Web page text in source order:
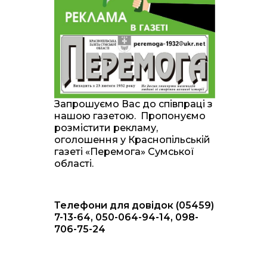
20:00
28 лип
Житлові сертифікати,
підготовка до зими та
підтримка ВПО: підсумки
засідання виконкому
Краснопільської
селищної ради
10:36
28 лип
Валентина Масалітіна:
«Нас тримає віра в
Перемогу і повернення
додому»
10:31
28 лип
Знову біль… Знову
втрата… На щиті
16:57
24 лип
Обмежено придатний,
але безмежно
вмотивований: Як
колишній лісівник став
Запрошуємо Вас до співпраці з
нашою газетою. Пропонуємо
розмістити рекламу,
оголошення у Краснопільській
газеті «Перемога» Сумської
області.
Телефони для довідок (05459)
7-13-64, 050-064-94-14, 098-
706-75-24